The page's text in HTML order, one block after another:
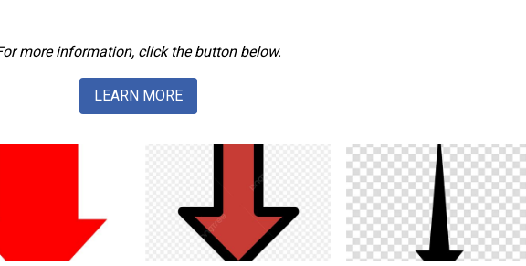
more information, click the button below.
LEARN MORE